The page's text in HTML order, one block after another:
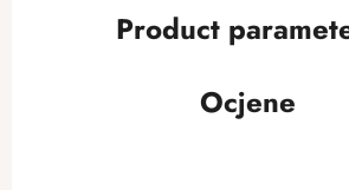
Product
Ocjene